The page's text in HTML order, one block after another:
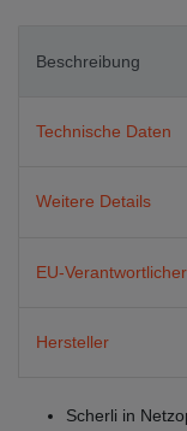
Beschreibung
Technische Daten
Weitere Details
EU-Verantwortlicher
Hersteller
Scherli in